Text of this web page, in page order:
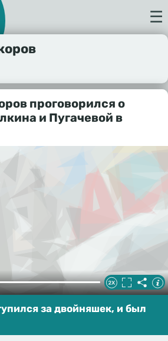
☰
проговорился о
и Пугачевой в
за двойняшек, и был